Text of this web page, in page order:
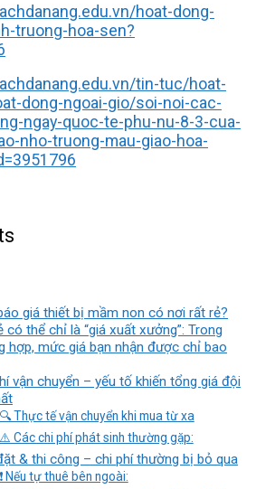
hoat-dong-
truong-hoa-sen?
tin-tuc/hoat-
dong-ngoai-gio/soi-noi-cac-
ngay-quoc-te-phu-nu-8-3-cua-
nho-truong-mau-giao-hoa-
giá thiết bị mầm non có nơi rất rẻ?
có thể chỉ là “giá xuất xưởng”: Trong
hợp, mức giá bạn nhận được chỉ bao
vận chuyển – yếu tố khiến tổng giá đội
🔍 Thực tế vận chuyển khi mua từ xa
⚠️ Các chi phí phát sinh thường gặp:
& thi công – chi phí thường bị bỏ qua
❗ Nếu tự thuê bên ngoài: